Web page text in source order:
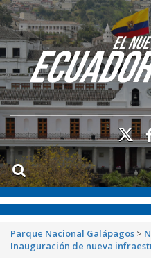
Parque Nacional Galápagos >
Inauguración de nueva